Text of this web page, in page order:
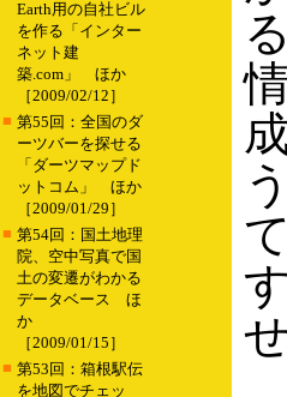
Earth用の自社ビル
を作る「インター
ネット建
築.com」 ほか
［2009/02/12］
■ 第55回：全国のダ
ーツバーを探せる
「ダーツマップド
ットコム」 ほか
［2009/01/29］
■ 第54回：国土地理
院、空中写真で国
土の変遷がわかる
データベース ほ
か
［2009/01/15］
■ 第53回：箱根駅伝
を地図でチェッ